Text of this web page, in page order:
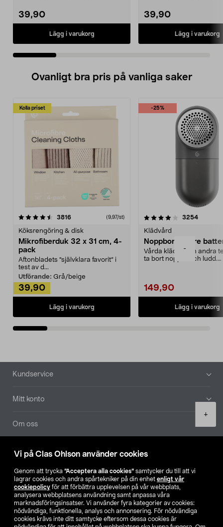
Vi på Clas Ohlson använder cookies
Genom att trycka ”Acceptera alla cookies” samtycker du till att vi
lagrar cookies och andra spårtekniker på din enhet enligt vår
cookiepolicy för att förbättra upplevelsen på vår webbplats,
analysera webbplatsens användning samt anpassa våra
marknadsföringsinsatser. Vi använder fyra kategorier av cookies:
nödvändiga, funktionella, analys och annonsering. För nödvändiga
cookies krävs inte ditt samtycke eftersom dessa cookies är
-
+
39,90
Lägg i varukorg
39,90
Lägg i varukorg
Ovanligt bra pris på vanliga saker
Kolla priset
3816recensioner (9,97/st)
Köksrengöring & disk
Mikrofiberduk 32 x 31 cm, 4-
pack
Aftonbladets "självklara favorit” i
test av d...
Utförande: Grå/beige
39,90
Lägg i varukorg
-25%
4.0av 5 stjärnor 3254
Klädvård
Noppborttagare
Vårda kläder och andra
ta bort noppor och ludd.
149,90
Lägg i varukorg
4.5av 5 stjärnor
Sidfot
Kundservice
Mitt konto
Om oss
Aktuellt
Våra bolag
Hitta butik
SE NO FI